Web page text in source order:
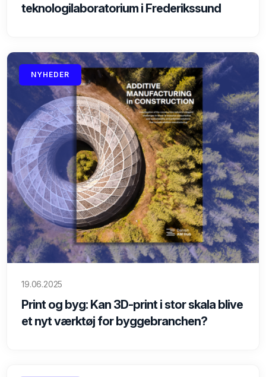
teknologilaboratorium i Frederikssund
NYHEDER
19.06.2025
Print og byg: Kan 3D-print i stor skala blive
et nyt værktøj for byggebranchen?